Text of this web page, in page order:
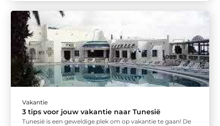
Vakantie
3 tips voor jouw vakantie naar Tunesië
Tunesië is een geweldige plek om op vakantie te gaan! De